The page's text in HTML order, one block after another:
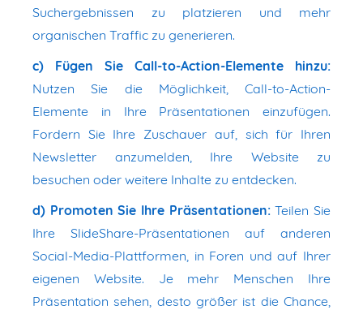
Suchergebnissen zu platzieren und mehr
organischen Traffic zu generieren.
c) Fügen Sie Call-to-Action-Elemente hinzu:
Nutzen Sie die Möglichkeit, Call-to-Action-
Elemente in Ihre Präsentationen einzufügen.
Fordern Sie Ihre Zuschauer auf, sich für Ihren
Newsletter anzumelden, Ihre Website zu
besuchen oder weitere Inhalte zu entdecken.
d) Promoten Sie Ihre Präsentationen:Teilen Sie
Ihre SlideShare-Präsentationen auf anderen
Social-Media-Plattformen, in Foren und auf Ihrer
eigenen Website. Je mehr Menschen Ihre
Präsentation sehen, desto größer ist die Chance,